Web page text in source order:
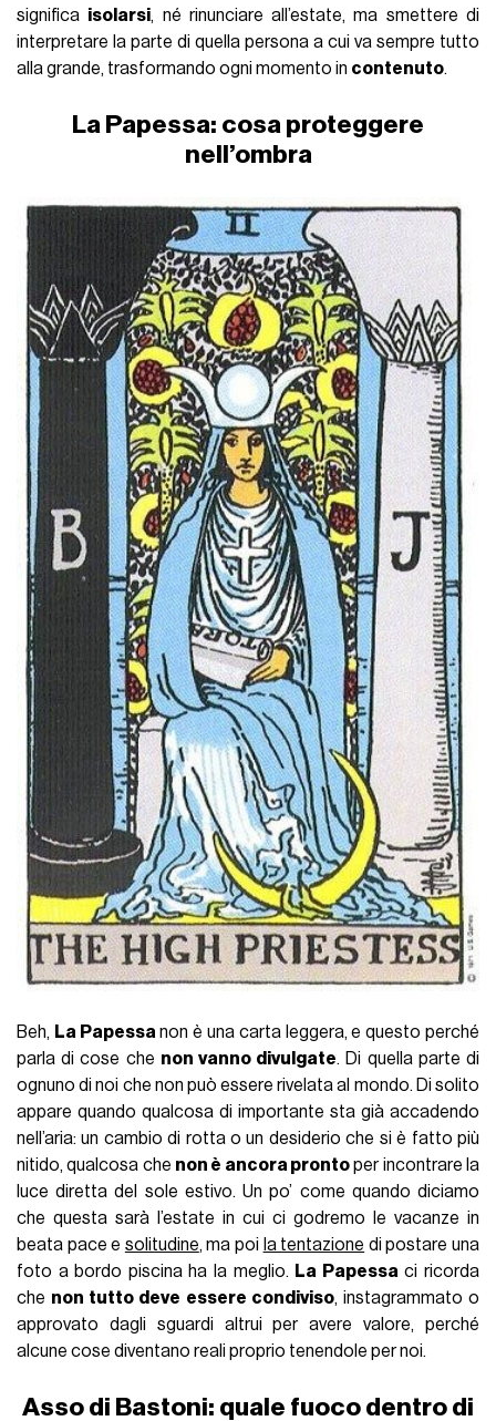
significa isolarsi, né rinunciare all’estate, ma smettere di
interpretare la parte di quella persona a cui va sempre tutto
alla grande, trasformando ogni momento in contenuto.
La Papessa: cosa proteggere
nell’ombra
Beh, La Papessa non è una carta leggera, e questo perché
parla di cose che non vanno divulgate. Di quella parte di
ognuno di noi che non può essere rivelata al mondo. Di solito
appare quando qualcosa di importante sta già accadendo
nell’aria: un cambio di rotta o un desiderio che si è fatto più
nitido, qualcosa che non è ancora prontoper incontrare la
luce diretta del sole estivo. Un po’ come quando diciamo
che questa sarà l’estate in cui ci godremo le vacanze in
beata pace e solitudine, ma poi la tentazione di postare una
foto a bordo piscina ha la meglio. La Papessa ci ricorda
che non tutto deve essere condiviso, instagrammato o
approvato dagli sguardi altrui per avere valore, perché
alcune cose diventano reali proprio tenendole per noi.
Asso di Bastoni: quale fuoco dentro di